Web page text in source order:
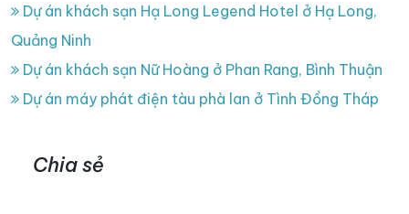
Dự án khách sạn Hạ Long Legend Hotel ở Hạ Long,
Quảng Ninh
Dự án khách sạn Nữ Hoàng ở Phan Rang, Bình Thuận
Dự án máy phát điện tàu phà lan ở Tình Đồng Tháp
Chia sẻ